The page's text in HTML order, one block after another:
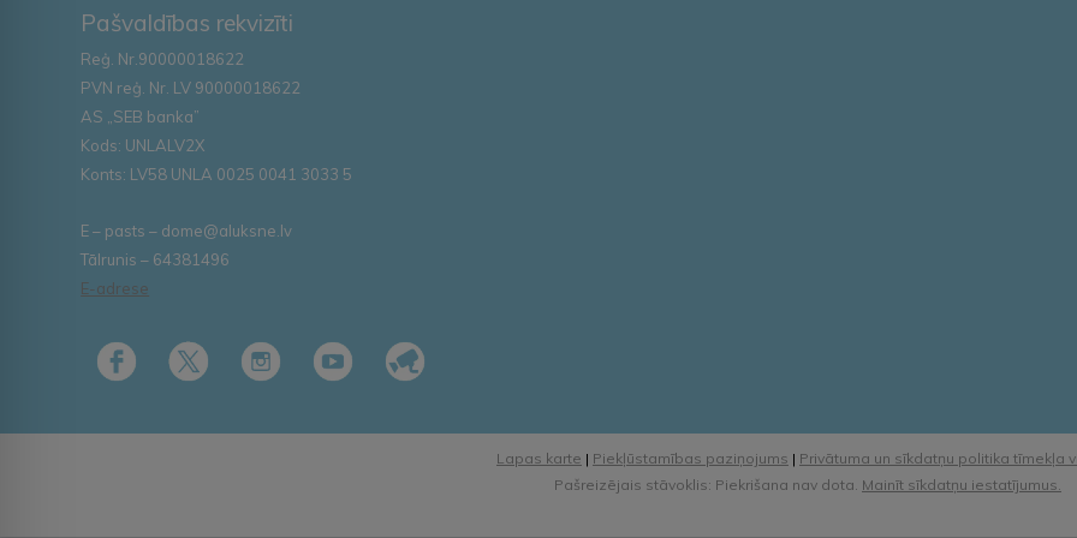
Pašvaldības rekvizīti
Reģ. Nr.90000018622
PVN reģ. Nr. LV 90000018622
AS „SEB banka”
Kods: UNLALV2X
Konts: LV58 UNLA 0025 0041 3033 5
E – pasts – dome@aluksne.lv
Tālrunis – 64381496
E-adrese
Lapas karte | Piekļūstamības paziņojums | Privātuma un sīkdatņu politika tīmekļa
Pašreizējais stāvoklis: Piekrišana nav dota. Mainīt sīkdatņu iestatījumus.